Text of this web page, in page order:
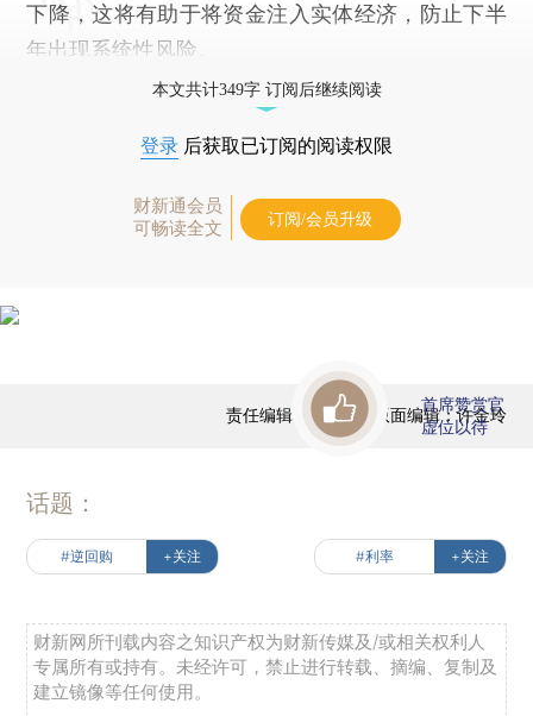
下降，这将有助于将资金注入实体经济，防止下半
年出现系统性风险。
本文共计349字 订阅后继续阅读
登录 后获取已订阅的阅读权限
财新通会员
可畅读全文
订阅/会员升级
责任编辑：田铁军 | 版面编辑：许金玲
首席赞赏官
虚位以待
话题：
#逆回购 +关注 #利率 +关注
财新网所刊载内容之知识产权为财新传媒及/或相关权利人
专属所有或持有。未经许可，禁止进行转载、摘编、复制及
建立镜像等任何使用。